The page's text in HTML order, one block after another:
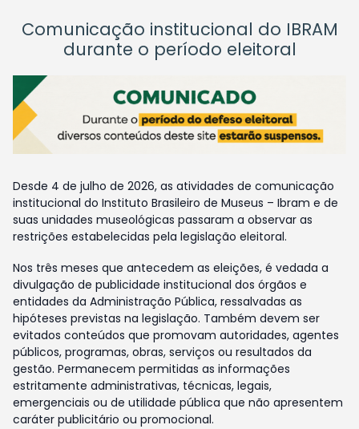
Comunicação institucional do IBRAM
durante o período eleitoral
Desde 4 de julho de 2026, as atividades de comunicação
institucional do Instituto Brasileiro de Museus – Ibram e de
suas unidades museológicas passaram a observar as
restrições estabelecidas pela legislação eleitoral.
Nos três meses que antecedem as eleições, é vedada a
divulgação de publicidade institucional dos órgãos e
entidades da Administração Pública, ressalvadas as
hipóteses previstas na legislação. Também devem ser
evitados conteúdos que promovam autoridades, agentes
públicos, programas, obras, serviços ou resultados da
gestão. Permanecem permitidas as informações
estritamente administrativas, técnicas, legais,
emergenciais ou de utilidade pública que não apresentem
caráter publicitário ou promocional.